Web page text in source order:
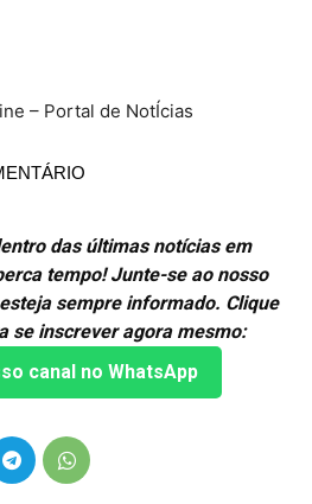
– Portal de NotÍcias
das últimas notícias em
tempo! Junte-se ao nosso
sempre informado. Clique
se inscrever agora mesmo:
canal no WhatsApp